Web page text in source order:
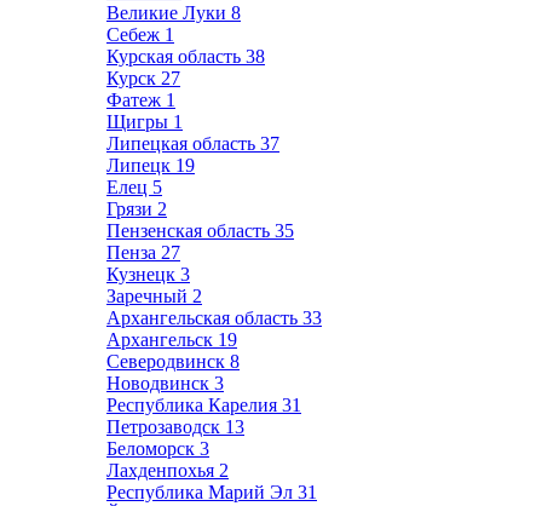
Великие Луки 8
Себеж 1
Курская область 38
Курск 27
Фатеж 1
Щигры 1
Липецкая область 37
Липецк 19
Елец 5
Грязи 2
Пензенская область 35
Пенза 27
Кузнецк 3
Заречный 2
Архангельская область 33
Архангельск 19
Северодвинск 8
Новодвинск 3
Республика Карелия 31
Петрозаводск 13
Беломорск 3
Лахденпохья 2
Республика Марий Эл 31